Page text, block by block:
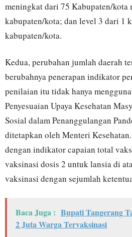
meningkat dari 75 Kabupaten/kota
kabupaten/kota; dan level 3 dari 1
kabupaten/kota.
Kedua, perubahan jumlah daerah
berubahnya penerapan indikator
penilaian itu tidak hanya
Penyesuaian Upaya Kesehatan
Sosial dalam Penanggulangan
ditetapkan oleh Menteri
dengan indikator capaian total
vaksinasi dosis 2 untuk lansia di
vaksinasi dengan sejumlah
Baca Juga : Bupati Tangerang
2 Juta Warga Tervaksinasi